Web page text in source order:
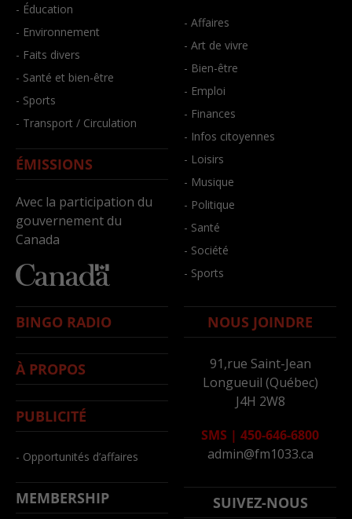
- Éducation
- Environnement
- Faits divers
- Santé et bien-être
- Sports
- Transport / Circulation
ÉMISSIONS
Avec la participation du
gouvernement du
Canada
- Affaires
- Art de vivre
- Bien-être
- Emploi
- Finances
- Infos citoyennes
- Loisirs
- Musique
- Politique
- Santé
- Société
- Sports
BINGO RADIO
À PROPOS
PUBLICITÉ
- Opportunités d’affaires
MEMBERSHIP
NOUS JOINDRE
91,rue Saint-Jean
Longueuil (Québec)
J4H 2W8
SMS | 450-646-6800
admin@fm1033.ca
SUIVEZ-NOUS